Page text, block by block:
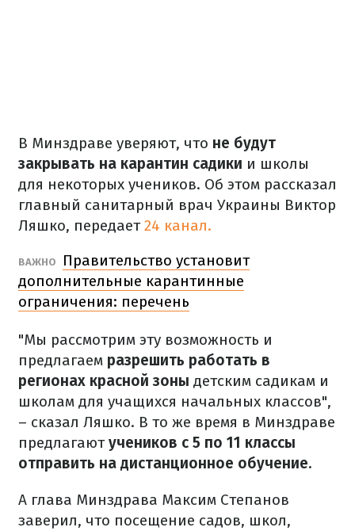
В Минздраве уверяют, что не будут
закрывать на карантин садики и школы
для некоторых учеников. Об этом рассказал
главный санитарный врач Украины Виктор
Ляшко, передает24 канал.
ВАЖНО
Правительство установит
дополнительные карантинные
ограничения: перечень
"Мы рассмотрим эту возможность и
предлагаем разрешить работать в
регионах красной зоны детским садикам и
школам для учащихся начальных классов",
– сказал Ляшко. В то же время в Минздраве
предлагаютучеников с 5 по 11 классы
отправить на дистанционное обучение.
А глава Минздрава Максим Степанов
заверил, что посещение садов, школ,